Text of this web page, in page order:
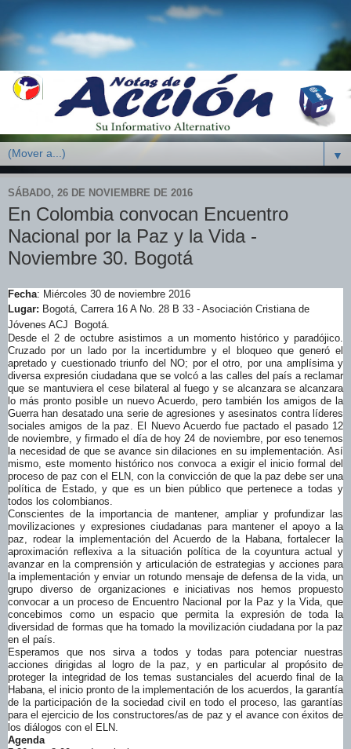
▼
SÁBADO, 26 DE NOVIEMBRE DE 2016
En Colombia convocan Encuentro
Nacional por la Paz y la Vida -
Noviembre 30. Bogotá
Fecha: Miércoles 30 de noviembre 2016
Lugar: Bogotá, Carrera 16 A No. 28 B 33 - Asociación Cristiana de
Jóvenes ACJ Bogotá.
Desde el 2 de octubre asistimos a un momento histórico y paradójico.
Cruzado por un lado por la incertidumbre y el bloqueo que generó el
apretado y cuestionado triunfo del NO; por el otro, por una amplísima y
diversa expresión ciudadana que se volcó a las calles del país a reclamar
que se mantuviera el cese bilateral al fuego y se alcanzara se alcanzara
lo más pronto posible un nuevo Acuerdo, pero también los amigos de la
Guerra han desatado una serie de agresiones y asesinatos contra líderes
sociales amigos de la paz. El Nuevo Acuerdo fue pactado el pasado 12
de noviembre, y firmado el día de hoy 24 de noviembre, por eso tenemos
la necesidad de que se avance sin dilaciones en su implementación. Así
mismo, este momento histórico nos convoca a exigir el inicio formal del
proceso de paz con el ELN, con la convicción de que la paz debe ser una
política de Estado, y que es un bien público que pertenece a todas y
todos los colombianos.
Conscientes de la importancia de mantener, ampliar y profundizar las
movilizaciones y expresiones ciudadanas para mantener el apoyo a la
paz, rodear la implementación del Acuerdo de la Habana, fortalecer la
aproximación reflexiva a la situación política de la coyuntura actual y
avanzar en la comprensión y articulación de estrategias y acciones para
la implementación y enviar un rotundo mensaje de defensa de la vida, un
grupo diverso de organizaciones e iniciativas nos hemos propuesto
convocar a un proceso de Encuentro Nacional por la Paz y la Vida, que
concebimos como un espacio que permita la expresión de toda la
diversidad de formas que ha tomado la movilización ciudadana por la paz
en el país.
Esperamos que nos sirva a todos y todas para potenciar nuestras
acciones dirigidas al logro de la paz, y en particular al propósito de
proteger la integridad de los temas sustanciales del acuerdo final de la
Habana, el inicio pronto de la implementación de los acuerdos, la garantía
de la participación de la sociedad civil en todo el proceso, las garantías
para el ejercicio de los constructores/as de paz y el avance con éxitos de
los diálogos con el ELN.
Agenda